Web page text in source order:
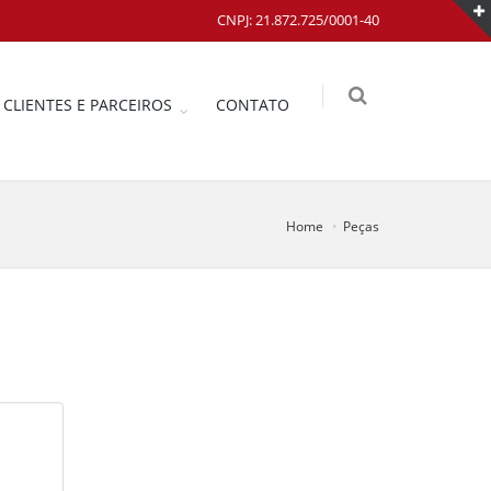
CNPJ: 21.872.725/0001-40
CLIENTES E PARCEIROS CONTATO
Home Peças